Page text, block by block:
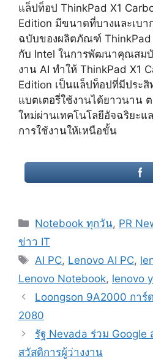
แล็ปท็อป ThinkPad X1
Edition มีขนาดที่บางและเบา
ฉบับของผลิตภัณฑ์ ThinkPad
กับ Intel ในการพัฒนาคุณสม
งาน AI ทำให้ ThinkPad X1
Edition เป็นแล็ปท็อปที่มีประสิ
แบตเตอรี่ใช้งานได้ยาวนาน
ใหม่ผ่านเทคโนโลยีอัจฉริยะแ
การใช้งานให้เหนือขั้น
Categories
Notebook ทุกวัน, PR
ข่าว IT
Tags
AI PC, Lenovo AI PC,
Lenovo Notebook, lenovo
Post
navigation
Loongson 9A2000 การ์
2080
รัฐ Nevada ร่วม Google
สวัสดิการผู้ว่างงาน